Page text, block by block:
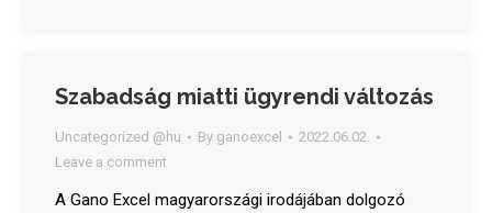
Szabadság miatti ügyrendi változás
Uncategorized @hu By ganoexcel
2022.06.02.
Leave a comment
A Gano Excel magyarországi irodájában dolgozó